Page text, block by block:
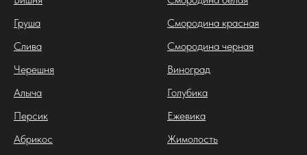
Груша
Слива
Черешня
Алыча
Персик
Абрикос
Смородина красная
Смородина черная
Виноград
Голубика
Ежевика
Жимолость